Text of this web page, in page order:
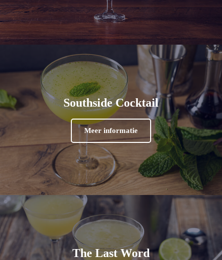
Southside Cocktail
Meer informatie
The Last Word